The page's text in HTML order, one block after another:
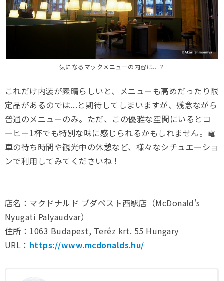
気になるマックメニューの内容は...？
これだけ内装が素晴らしいと、メニューも高めだったり限
定品があるのでは...と期待してしまいますが、残念ながら
普通のメニューのみ。ただ、この優雅な空間にいるとコ
ーヒー1杯でも特別な味に感じられるかもしれません。電
車の待ち時間や観光中の休憩など、様々なシチュエーショ
ンで利用してみてくださいね！
店名：マクドナルド ブダペスト西駅店（McDonald's
Nyugati Palyaudvar）
住所：1063 Budapest, Teréz krt. 55 Hungary
URL： https://www.mcdonalds.hu/